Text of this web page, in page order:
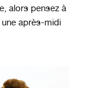
alors pensez à
après-midi